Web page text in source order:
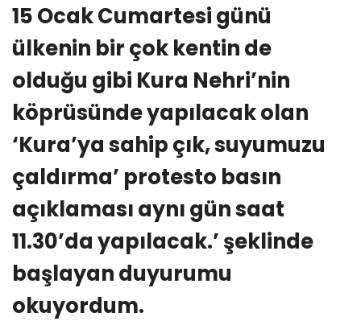
15 Ocak Cumartesi günü
ülkenin bir çok kentin de
olduğu gibi Kura Nehri’nin
köprüsünde yapılacak olan
‘Kura’ya sahip çık, suyumuzu
çaldırma’ protesto basın
açıklaması aynı gün saat
11.30’da yapılacak.’ şeklinde
başlayan duyurumu
okuyordum.